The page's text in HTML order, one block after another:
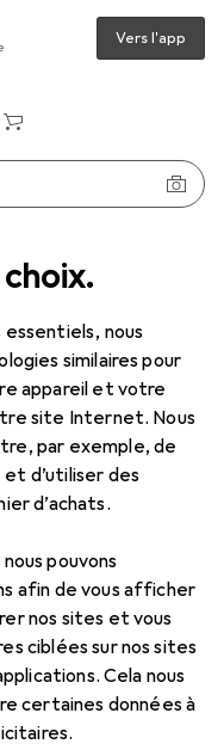
essentiels, nous
similaires pour
appareil et votre
site Internet. Nous
par exemple, de
d’utiliser des
d’achats.
pouvons
afin de vous afficher
nos sites et vous
ciblées sur nos sites
Cela nous
certaines données à
Vers l'app
Couverts de service